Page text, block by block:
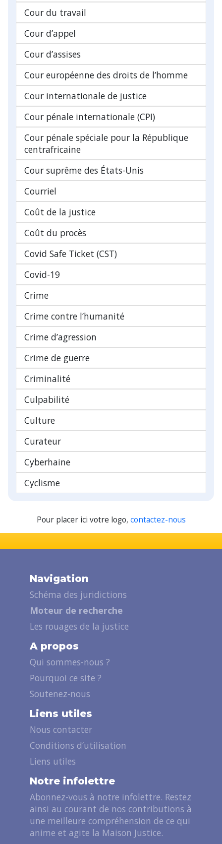
Cour du travail
Cour d’appel
Cour d’assises
Cour européenne des droits de l’homme
Cour internationale de justice
Cour pénale internationale (CPI)
Cour pénale spéciale pour la République
centrafricaine
Cour suprême des États-Unis
Courriel
Coût de la justice
Coût du procès
Covid Safe Ticket (CST)
Covid-19
Crime
Crime contre l’humanité
Crime d’agression
Crime de guerre
Criminalité
Culpabilité
Culture
Curateur
Cyberhaine
Cyclisme
Pour placer ici votre logo, contactez-nous
Navigation
Schéma des juridictions
Moteur de recherche
Les rouages de la justice
A propos
Qui sommes-nous ?
Pourquoi ce site ?
Soutenez-nous
Liens utiles
Nous contacter
Conditions d’utilisation
Liens utiles
Notre infolettre
Abonnez-vous à notre infolettre. Restez
ainsi au courant de nos contributions à
une meilleure compréhension de ce qui
anime et agite la Maison Justice.